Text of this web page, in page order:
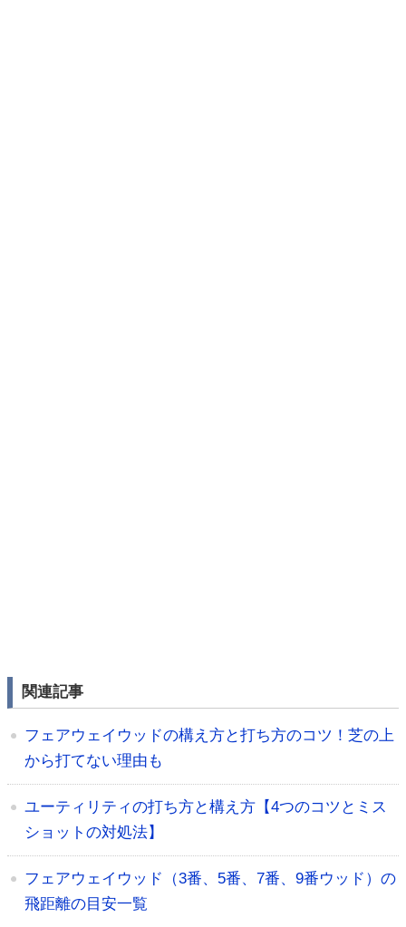
関連記事
フェアウェイウッドの構え方と打ち方のコツ！芝の上
から打てない理由も
ユーティリティの打ち方と構え方【4つのコツとミス
ショットの対処法】
フェアウェイウッド（3番、5番、7番、9番ウッド）の
飛距離の目安一覧